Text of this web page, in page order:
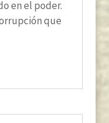
en el poder.
que